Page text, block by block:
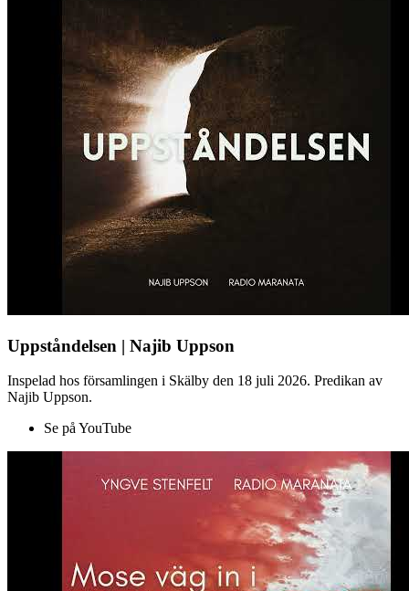
Uppståndelsen | Najib Uppson
Inspelad hos församlingen i Skälby den 18 juli 2026. Predikan av
Najib Uppson.
Se på YouTube